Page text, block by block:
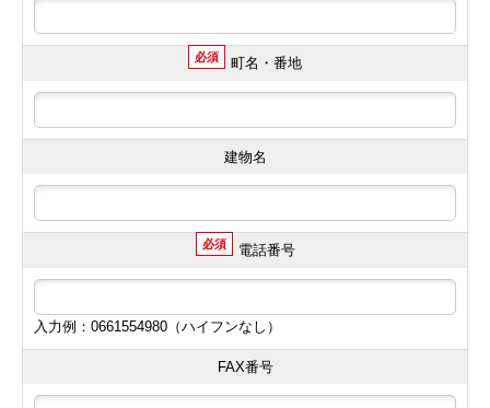
必須 町名・番地
建物名
必須 電話番号
入力例：0661554980（ハイフンなし）
FAX番号